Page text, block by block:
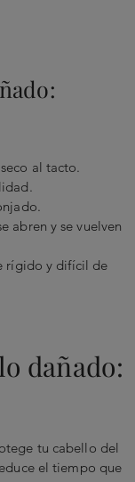
al tacto.
abren y se vuelven
rígido y difícil de
dañado:
tu cabello del
el tiempo que